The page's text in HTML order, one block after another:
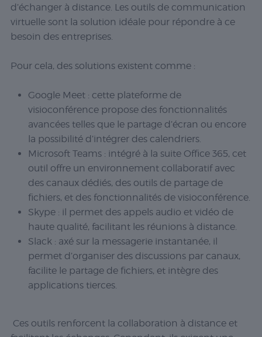
d’échanger à distance. Les outils de communication
virtuelle sont la solution idéale pour répondre à ce
besoin des entreprises.
Pour cela, des solutions existent comme :
Google Meet: cette plateforme de
visioconférence propose des fonctionnalités
avancées telles que le partage d’écran ou encore
la possibilité d’intégrer des calendriers.
Microsoft Teams: intégré à la suite Office 365, cet
outil offre un environnement collaboratif avec
des canaux dédiés, des outils de partage de
fichiers, et des fonctionnalités de visioconférence.
Skype : il permet des appels audio et vidéo de
haute qualité, facilitant les réunions à distance.
Slack : axé sur la messagerie instantanée, il
permet d’organiser des discussions par canaux,
facilite le partage de fichiers, et intègre des
applications tierces.
Ces outils renforcent la collaboration à distance et